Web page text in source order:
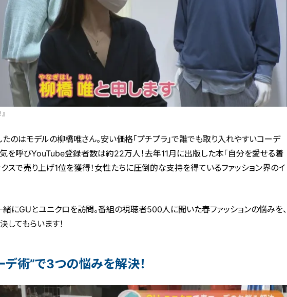
のはモデルの柳橋唯さん。安い価格「プチプラ」で誰でも取り入れやすいコーデ
を呼びYouTube登録者数は約22万人！去年11月に出版した本「自分を愛せる着
スで売り上げ1位を獲得！女性たちに圧倒的な支持を得ているファッション界のイ
緒にGUとユニクロを訪問。番組の視聴者500人に聞いた春ファッションの悩みを、
てもらいます！
術”で3つの悩みを解決！